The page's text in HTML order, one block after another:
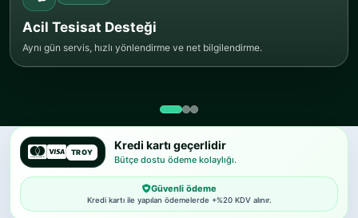
Acil Tesisat Desteği
Aynı gün servis, hızlı yönlendirme ve net bilgilendirme.
TROY
Kredi kartı geçerlidir
Bütçe dostu ödeme kolaylığı.
Güvenli ödeme
Kredi kartı ile yapılan ödemelerde +%20 KDV alınır.